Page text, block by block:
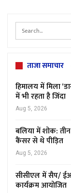
ताजा समाचार
हिमालय में मिला
में भी रहता है जिंदा
Aug 5, 2026
बलिया में शोक:
कैंसर से थे पीड़ित
Aug 5, 2026
सीसीएल में सैप/
कार्यक्रम आयोजित